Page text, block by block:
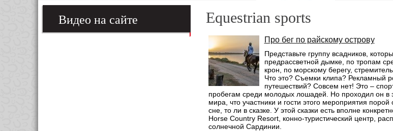
Видео на сайте Equestrian sports
Про бег по райскому острову
Представьте группу всадников,
предрассветной дымке, по тропам
крон, по морскому берегу,
Что это? Съемки клипа? Рекламный
путешествий? Совсем нет! Это –
пробегам среди молодых лошадей. Но проходил он в
мира, что участники и гости этого мероприятия
сне, то ли в сказке. У этой сказки есть вполне
Horse Country Resort, конно-туристический центр,
солнечной Сардинии.